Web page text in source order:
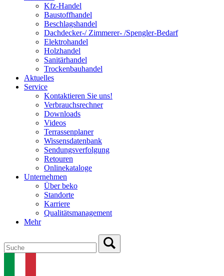
Kfz-Handel
Baustoffhandel
Beschlagshandel
Dachdecker-/ Zimmerer- /Spengler-Bedarf
Elektrohandel
Holzhandel
Sanitärhandel
Trockenbauhandel
Aktuelles
Service
Kontaktieren Sie uns!
Verbrauchsrechner
Downloads
Videos
Terrassenplaner
Wissensdatenbank
Sendungsverfolgung
Retouren
Onlinekataloge
Unternehmen
Über beko
Standorte
Karriere
Qualitätsmanagement
Mehr